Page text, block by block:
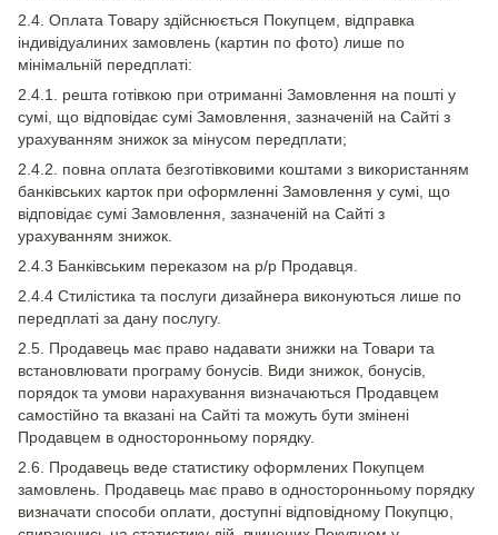
2.4. Оплата Товару здійснюється Покупцем, відправка
індивідуалиних замовлень (картин по фото) лише по
мінімальній передплаті:
2.4.1. решта готівкою при отриманні Замовлення на пошті у
сумі, що відповідає сумі Замовлення, зазначеній на Сайті з
урахуванням знижок за мінусом передплати;
2.4.2. повна оплата безготівковими коштами з використанням
банківських карток при оформленні Замовлення у сумі, що
відповідає сумі Замовлення, зазначеній на Сайті з
урахуванням знижок.
2.4.3 Банківським переказом на р/р Продавця.
2.4.4 Стилістика та послуги дизайнера виконуються лише по
передплаті за дану послугу.
2.5. Продавець має право надавати знижки на Товари та
встановлювати програму бонусів. Види знижок, бонусів,
порядок та умови нарахування визначаються Продавцем
самостійно та вказані на Сайті та можуть бути змінені
Продавцем в односторонньому порядку.
2.6. Продавець веде статистику оформлених Покупцем
замовлень. Продавець має право в односторонньому порядку
визначати способи оплати, доступні відповідному Покупцю,